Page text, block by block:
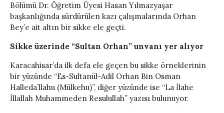
Bölümü Dr. Öğretim Üyesi Hasan Yılmazyaşar
başkanlığında sürdürülen kazı çalışmalarında Orhan
Bey’e ait altın bir sikke ele geçti.
Sikke üzerinde “Sultan Orhan” unvanı yer alıyor
Karacahisar’da ilk defa ele geçen bu sikke örneklerinin
bir yüzünde “Es-Sultanül-Adil Orhan Bin Osman
Halleda’llahu (Mülkehu)”, diğer yüzünde ise “La İlahe
İllallah Muhammeden Resulullah” yazısı bulunuyor.